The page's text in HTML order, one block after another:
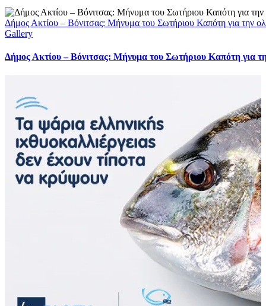
Δήμος Ακτίου – Βόνιτσας: Μήνυμα του Σωτήριου Καπότη για την
Gallery
Δήμος Ακτίου – Βόνιτσας: Μήνυμα του Σωτήριου Καπότη για